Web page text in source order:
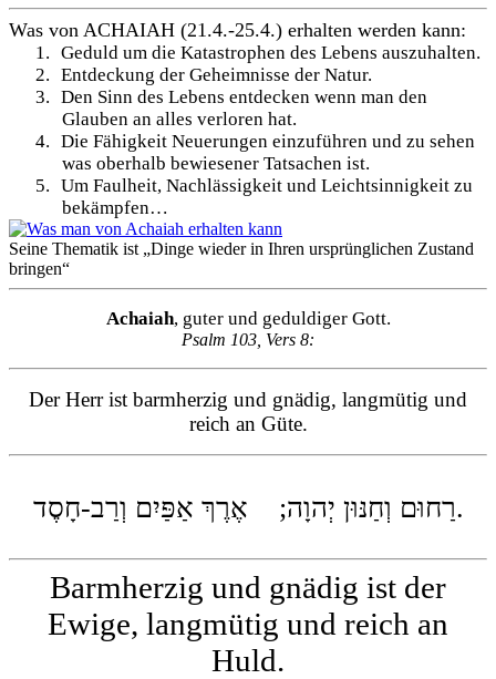
Was von ACHAIAH (21.4.-25.4.) erhalten werden kann:
1. Geduld um die Katastrophen des Lebens auszuhalten.
2. Entdeckung der Geheimnisse der Natur.
3. Den Sinn des Lebens entdecken wenn man den
Glauben an alles verloren hat.
4. Die Fähigkeit Neuerungen einzuführen und zu sehen
was oberhalb bewiesener Tatsachen ist.
5. Um Faulheit, Nachlässigkeit und Leichtsinnigkeit zu
bekämpfen…
Seine Thematik ist „Dinge wieder in Ihren ursprünglichen Zustand
bringen“
Achaiah, guter und geduldiger Gott.
Psalm 103, Vers 8:
Der Herr ist barmherzig und gnädig, langmütig und
reich an Güte.
רַחוּם וְחַנּוּן יְהוָה; אֶרֶךְ אַפַּיִם וְרַב-חָסֶד.
Barmherzig und gnädig ist der
Ewige, langmütig und reich an
Huld.